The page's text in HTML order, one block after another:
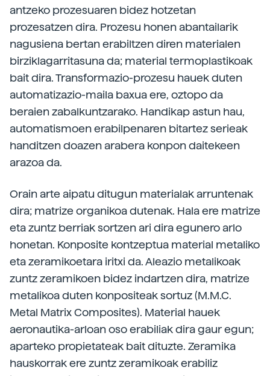
antzeko prozesuaren bidez hotzetan
prozesatzen dira. Prozesu honen abantailarik
nagusiena bertan erabiltzen diren materialen
birziklagarritasuna da; material termoplastikoak
bait dira. Transformazio-prozesu hauek duten
automatizazio-maila baxua ere, oztopo da
beraien zabalkuntzarako. Handikap astun hau,
automatismoen erabilpenaren bitartez serieak
handitzen doazen arabera konpon daitekeen
arazoa da.
Orain arte aipatu ditugun materialak arruntenak
dira; matrize organikoa dutenak. Hala ere matrize
eta zuntz berriak sortzen ari dira egunero arlo
honetan. Konposite kontzeptua material metaliko
eta zeramikoetara iritxi da. Aleazio metalikoak
zuntz zeramikoen bidez indartzen dira, matrize
metalikoa duten konpositeak sortuz (M.M.C.
Metal Matrix Composites). Material hauek
aeronautika-arloan oso erabiliak dira gaur egun;
aparteko propietateak bait dituzte. Zeramika
hauskorrak ere zuntz zeramikoak erabiliz